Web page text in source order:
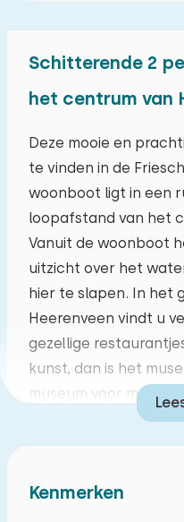
Schitterende 2
het centrum van
Deze mooie en
te vinden in de
woonboot ligt in een
loopafstand van het
Vanuit de woonboot
uitzicht over het
hier te slapen. In het
Heerenveen vindt u
gezellige
kunst, dan is het
museum voor
zeker een aanrader.
verder heerlijke
Sneekermeer, het
ma di wo
27 28 29
03 04 05
10 11 12
17 18 19
Kenmerken